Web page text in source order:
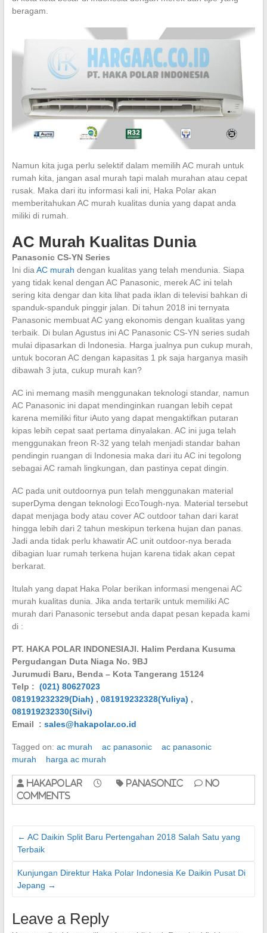
beragam.
Namun kita juga perlu selektif dalam memilih AC murah untuk
rumah kita, jangan asal murah tapi malah murahan atau cepat
rusak. Maka dari itu informasi kali ini, Haka Polar akan
memberitahukan AC murah kualitas dunia yang dapat anda
miliki di rumah.
AC Murah Kualitas Dunia
Panasonic CS-YN Series
Ini diaAC murah dengan kualitas yang telah mendunia. Siapa
yang tidak kenal dengan AC Panasonic, merek AC ini telah
sering kita dengar dan kita lihat pada iklan di televisi bahkan di
spanduk-spanduk pinggir jalan. Di tahun 2018 ini ternyata
Panasonic membuat AC yang ekonomis dengan kualitas yang
terbaik. Di bulan Agustus ini AC Panasonic CS-YN series sudah
mulai dipasarkan di Indonesia. Harga jualnya pun cukup murah,
untuk bocoran AC dengan kapasitas 1 pk saja harganya masih
dibawah 3 juta, cukup murah kan?
AC ini memang masih menggunakan teknologi standar, namun
AC Panasonic ini dapat mendinginkan ruangan lebih cepat
karena memiliki fitur iAuto yang dapat mengaktifkan putaran
kipas lebih cepat saat pertama dinyalakan. AC ini juga telah
menggunakan freon R-32 yang telah menjadi standar bahan
pendingin ruangan di Indonesia maka dari itu AC ini tegolong
sebagai AC ramah lingkungan, dan pastinya cepat dingin.
AC pada unit outdoornya pun telah menggunakan material
superDyma dengan teknologi EcoTough-nya. Material tersebut
dapat menjaga body atau cover AC outdoor tahan dari karat
hingga lebih dari 2 tahun meskipun terkena hujan dan panas.
Jadi anda tidak perlu khawatir AC unit outdoor-nya berada
dibagian luar rumah terkena hujan karena tidak akan cepat
berkarat.
Itulah yang dapat Haka Polar berikan informasi mengenai AC
murah kualitas dunia. Jika anda tertarik untuk memiliki AC
murah dari Panasonic tersebut anda dapat pesan kepada kami
di :
PT. HAKA POLAR INDONESIAJl. Halim Perdana Kusuma
Pergudangan Duta Niaga No. 9BJ
Jurumudi Baru, Benda – Kota Tangerang 15124
Telp : (021) 80627023
081919232329(Diah) , 081919232328(Yuliya) ,
081919232330(Silvi)
Email : sales@hakapolar.co.id
Tagged on: ac murah ac panasonic
ac panasonic
murah
harga ac murah
hakapolar Panasonic
No
Comments
← AC Daikin Split Baru Pertengahan 2018 Salah Satu yang
Terbaik
Kunjungan Direktur Haka Polar Indonesia Ke Daikin Pusat Di
Jepang →
Leave a Reply